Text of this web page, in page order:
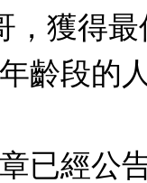
，獲得
齡段的
已經公